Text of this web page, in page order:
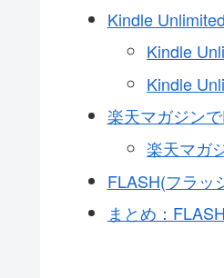
Kindle
Kindle
Kindle
楽天マガジン
楽天マガ
FLASH(フラッ
まとめ：